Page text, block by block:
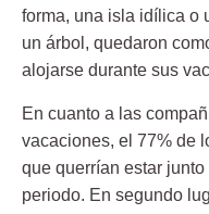
forma, una isla idílica o
un árbol, quedaron
alojarse durante sus
En cuanto a las
vacaciones, el 77% de
que querrían estar
periodo. En segundo